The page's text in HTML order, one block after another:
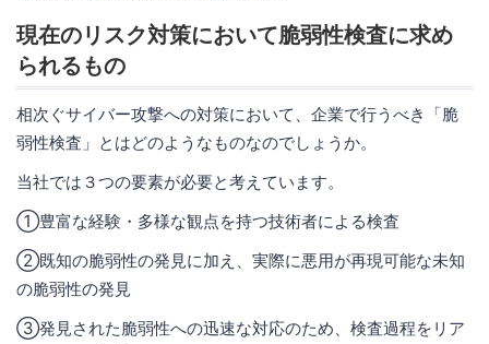
現在のリスク対策において脆弱性検査に求め
られるもの
相次ぐサイバー攻撃への対策において、企業で行うべき「脆
弱性検査」とはどのようなものなのでしょうか。
当社では３つの要素が必要と考えています。
①豊富な経験・多様な観点を持つ技術者による検査
②既知の脆弱性の発見に加え、実際に悪用が再現可能な未知
の脆弱性の発見
③発見された脆弱性への迅速な対応のため、検査過程をリア